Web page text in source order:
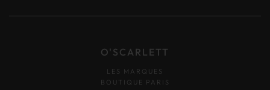
O'SCARLETT
LES MARQUES
BOUTIQUE PARIS